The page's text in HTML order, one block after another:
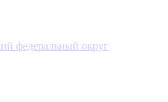
федеральный округ